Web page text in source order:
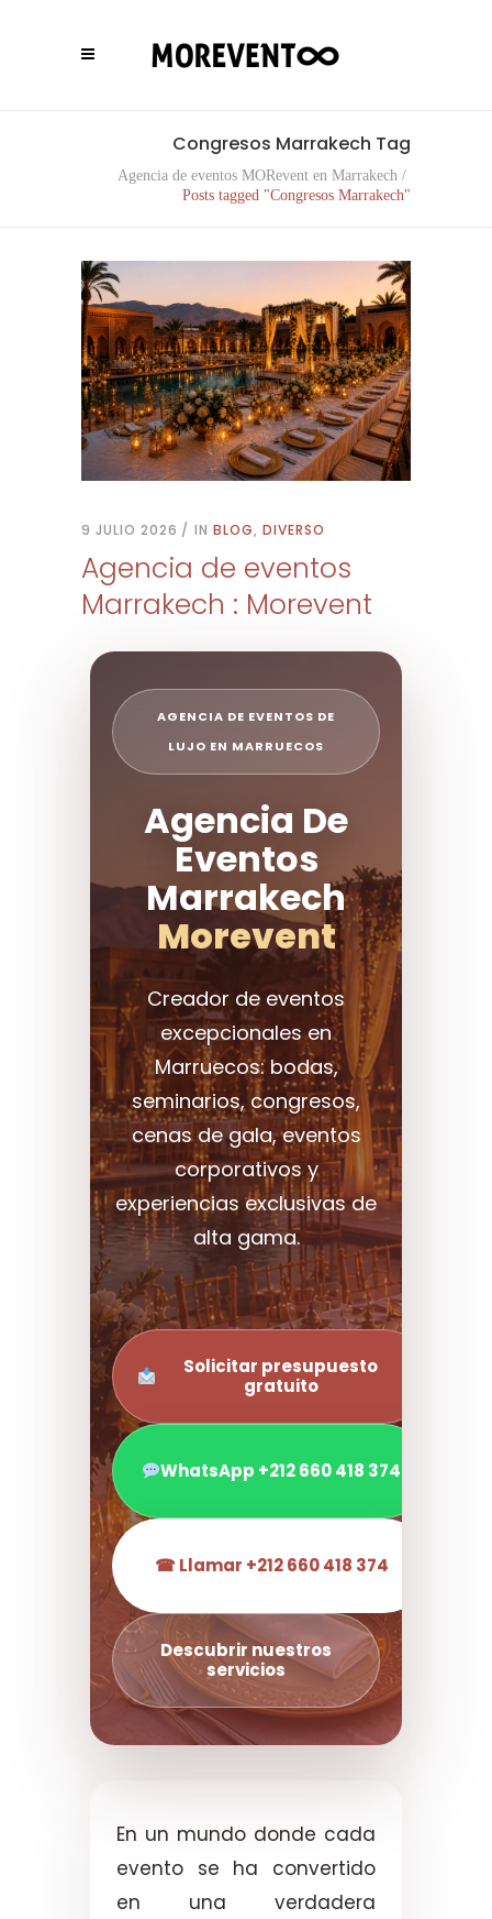
Congresos Marrakech Tag
Agencia de eventos MORevent en Marrakech /
Posts tagged "Congresos Marrakech"
9 JULIO 2026 IN BLOG, DIVERSO
Agencia de eventos
Marrakech : Morevent
AGENCIA DE EVENTOS DE
LUJO EN MARRUECOS
Agencia De
Eventos
Marrakech
Morevent
Creador de eventos
excepcionales en
Marruecos: bodas,
seminarios, congresos,
cenas de gala, eventos
corporativos y
experiencias exclusivas de
alta gama.
Solicitar presupuesto
gratuito
WhatsApp +212 660 418 374
☎ Llamar +212 660 418 374
Descubrir nuestros
servicios
En un mundo donde cada
evento se ha convertido
en una verdadera